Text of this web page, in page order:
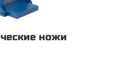
ножи